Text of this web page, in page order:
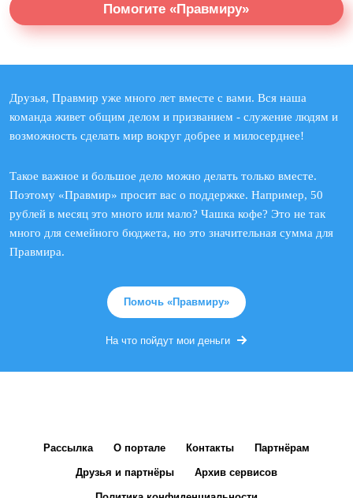
Помогите «Правмиру»
Друзья, Правмир уже много лет вместе с вами. Вся наша
команда живет общим делом и призванием - служение людям и
возможность сделать мир вокруг добрее и милосерднее!
Такое важное и большое дело можно делать только вместе.
Поэтому «Правмир» просит вас о поддержке. Например, 50
рублей в месяц это много или мало? Чашка кофе? Это не так
много для семейного бюджета, но это значительная сумма для
Правмира.
Помочь «Правмиру»
На что пойдут мои деньги
Рассылка О портале Контакты Партнёрам
Друзья и партнёры Архив сервисов